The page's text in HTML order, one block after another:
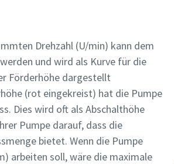
Drehzahl (U/min) kann dem
und wird als Kurve für die
Förderhöhe dargestellt
(rot eingekreist) hat die Pumpe
Dies wird oft als Abschalthöhe
Pumpe darauf, dass die
bietet. Wenn die Pumpe
arbeiten soll, wäre die maximale